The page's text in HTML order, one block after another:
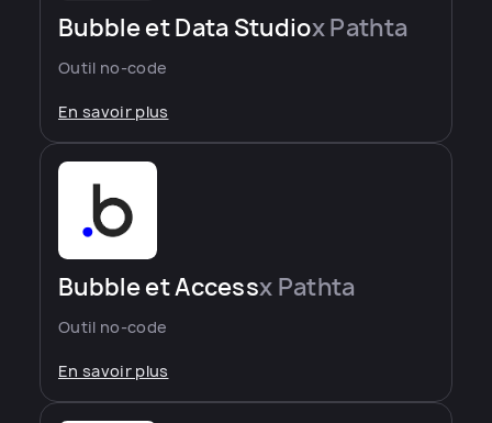
Bubble et Data Studiox Pathta
Outil no-code
En savoir plus
Bubble et Accessx Pathta
Outil no-code
En savoir plus